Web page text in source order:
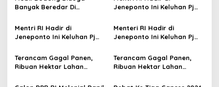
p
o
s
Banyak Beredar Di
Provinsi Papua Barat
Jeneponto Ini Keluhan Pj
Menteri Pertanian
(Mentan), Andi Amran
Sulaiman
Mentri RI Hadir di
Jeneponto Ini Keluhan Pj
Menteri Pertanian
(Mentan), Andi Amran
Menteri RI Hadir di
Jeneponto Ini Keluhan Pj
Menteri Pertanian
(Mentan), Andi Amran
Terancam Gagal Panen,
Ribuan Hektar Lahan
Jeneponto Akibat Ulat Dan
Terancam Gagal Panen,
Ribuan Hektar Lahan
Jeneponto Akibat Ulat Dan